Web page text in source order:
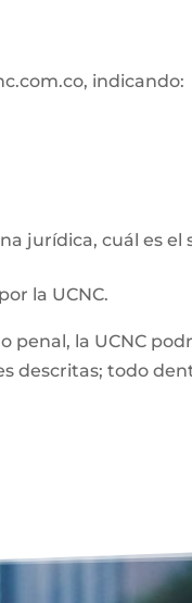
indicando:
jurídica, cuál es el
la UCNC.
la UCNC
descritas; todo